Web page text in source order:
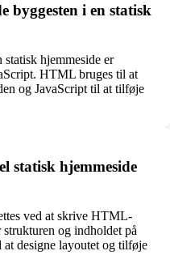
byggesten i en statisk
hjemmeside er
HTML bruges til at
og JavaScript til at tilføje
statisk hjemmeside
ved at skrive HTML-
og indholdet på
designe layoutet og tilføje